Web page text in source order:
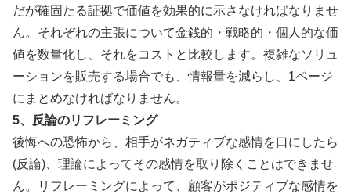
だが確固たる証拠で価値を効果的に示さなければなりませ
ん。それぞれの主張について金銭的・戦略的・個人的な価
値を数量化し、それをコストと比較します。複雑なソリュ
ーションを販売する場合でも、情報量を減らし、1ページ
にまとめなければなりません。
5、反論のリフレーミング
後悔への恐怖から、相手がネガティブな感情を口にしたら
(反論)、理論によってその感情を取り除くことはできませ
ん。リフレーミングによって、顧客がポジティブな感情を